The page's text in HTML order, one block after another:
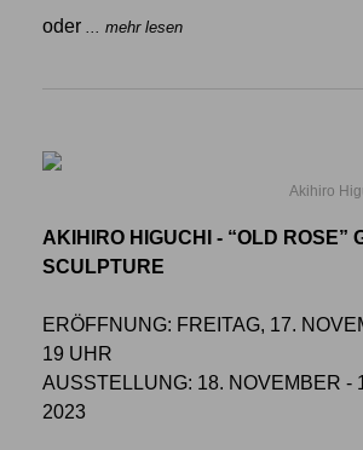
oder ... mehr lesen
Akihiro
AKIHIRO HIGUCHI - “OLD ROSE”
SCULPTURE
ERÖFFNUNG: FREITAG, 17.
19 UHR
AUSSTELLUNG: 18. NOVEMBER -
2023